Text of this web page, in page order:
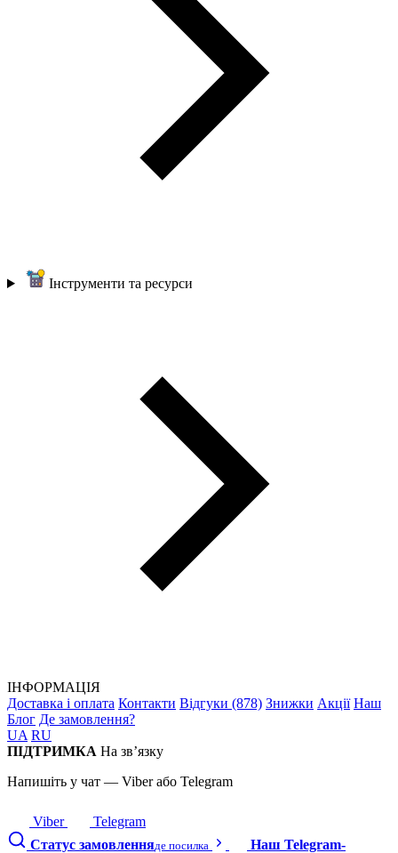
Інструменти та ресурси
ІНФОРМАЦІЯ
Доставка і оплата Контакти Відгуки (878) Знижки Акції Наш
Блог Де замовлення?
UA RU
ПІДТРИМКА На зв’язку
Напишіть у чат — Viber або Telegram
Viber
Telegram
Статус замовленняде посилка
Наш Telegram-